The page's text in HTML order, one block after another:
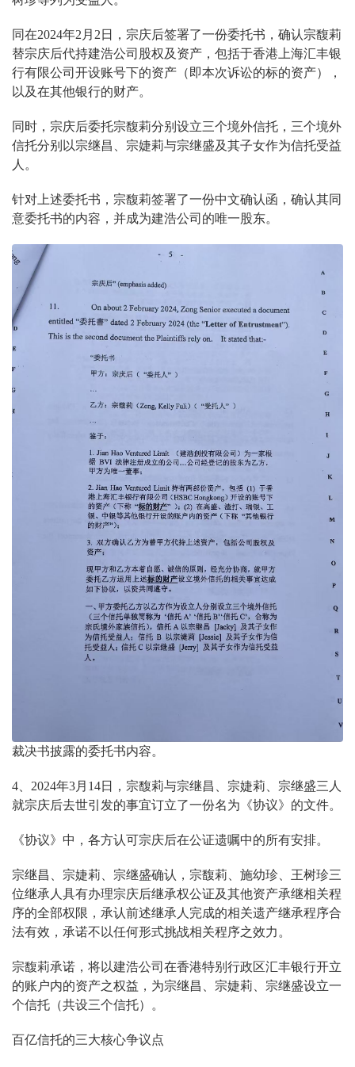
同在2024年2月2日，宗庆后签署了一份委托书，确认宗馥莉
替宗庆后代持建浩公司股权及资产，包括于香港上海汇丰银
行有限公司开设账号下的资产（即本次诉讼的标的资产），
以及在其他银行的财产。
同时，宗庆后委托宗馥莉分别设立三个境外信托，三个境外
信托分别以宗继昌、宗婕莉与宗继盛及其子女作为信托受益
人。
针对上述委托书，宗馥莉签署了一份中文确认函，确认其同
意委托书的内容，并成为建浩公司的唯一股东。
裁决书披露的委托书内容。
4、2024年3月14日，宗馥莉与宗继昌、宗婕莉、宗继盛三人
就宗庆后去世引发的事宜订立了一份名为《协议》的文件。
《协议》中，各方认可宗庆后在公证遗嘱中的所有安排。
宗继昌、宗婕莉、宗继盛确认，宗馥莉、施幼珍、王树珍三
位继承人具有办理宗庆后继承权公证及其他资产承继相关程
序的全部权限，承认前述继承人完成的相关遗产继承程序合
法有效，承诺不以任何形式挑战相关程序之效力。
宗馥莉承诺，将以建浩公司在香港特别行政区汇丰银行开立
的账户内的资产之权益，为宗继昌、宗婕莉、宗继盛设立一
个信托（共设三个信托）。
百亿信托的三大核心争议点